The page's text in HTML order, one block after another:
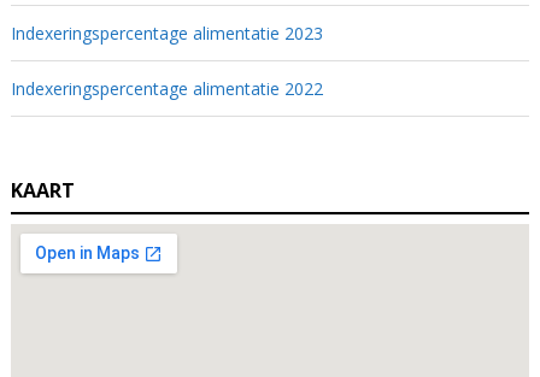
Indexeringspercentage alimentatie 2023
Indexeringspercentage alimentatie 2022
KAART